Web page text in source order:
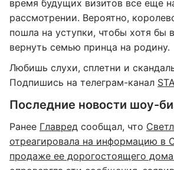
время будущих визитов все еще
рассмотрении. Вероятно,
пошла на уступки, чтобы хотя бы
вернуть семью принца на родину.
Любишь слухи, сплетни и
Подпишись на телеграм-канал
Последние новости шоу-
Ранее Главред сообщал, что
отреагировала на информацию в
продаже ее дорогостоящего